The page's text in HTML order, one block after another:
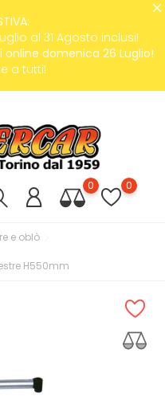
al 31 Agosto inclusi!
domenica 26 Luglio!
a tutti!
0 0
e oblò
H550mm